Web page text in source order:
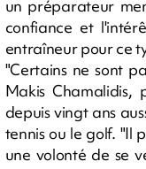
un préparateur
confiance et
entraîneur pour ce
"Certains ne sont
Makis Chamalidis,
depuis vingt ans
tennis ou le golf. "Il
une volonté de se